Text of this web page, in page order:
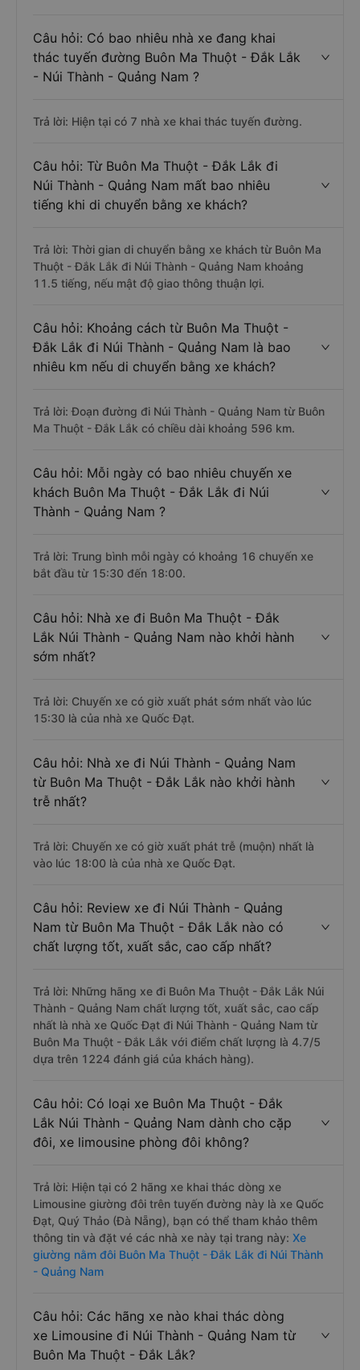
Trả lời: Vé xe rẻ nhất có mức giá là 350.000 đồng của
nhà xe Mai Linh (Đà Nẵng).
thác tuyến đường Buôn Ma Thuột - Đắk Lắk
Trả lời: Hiện tại có 7 nhà xe khai thác tuyến đường.
Núi Thành - Quảng Nam mất bao nhiêu
tiếng khi di chuyển bằng xe khách?
Thuột - Đắk Lắk đi Núi Thành - Quảng Nam khoảng
11.5 tiếng, nếu mật độ giao thông thuận lợi.
Đắk Lắk đi Núi Thành - Quảng Nam là bao
nhiêu km nếu di chuyển bằng xe khách?
Trả lời: Đoạn đường đi Núi Thành - Quảng Nam từ Buôn
Ma Thuột - Đắk Lắk có chiều dài khoảng 596 km.
khách Buôn Ma Thuột - Đắk Lắk đi Núi
Thành - Quảng Nam ?
Trả lời: Trung bình mỗi ngày có khoảng 16 chuyến xe
bắt đầu từ 15:30 đến 18:00.
Lắk Núi Thành - Quảng Nam nào khởi hành
sớm nhất?
Trả lời: Chuyến xe có giờ xuất phát sớm nhất vào lúc
15:30 là của nhà xe Quốc Đạt.
từ Buôn Ma Thuột - Đắk Lắk nào khởi hành
trễ nhất?
Trả lời: Chuyến xe có giờ xuất phát trễ (muộn) nhất là
vào lúc 18:00 là của nhà xe Quốc Đạt.
Nam từ Buôn Ma Thuột - Đắk Lắk nào có
chất lượng tốt, xuất sắc, cao cấp nhất?
Trả lời: Những hãng xe đi Buôn Ma Thuột - Đắk Lắk Núi
Thành - Quảng Nam chất lượng tốt, xuất sắc, cao cấp
Buôn Ma Thuột - Đắk Lắk với điểm chất lượng là 4.7/5
dựa trên 1224 đánh giá của khách hàng).
Lắk Núi Thành - Quảng Nam dành cho cặp
đôi, xe limousine phòng đôi không?
Trả lời: Hiện tại có 2 hãng xe khai thác dòng xe
Limousine giường đôi trên tuyến đường này là xe Quốc
Đạt, Quý Thảo (Đà Nẵng), bạn có thể tham khảo thêm
giường nằm đôi Buôn Ma Thuột - Đắk Lắk đi Núi Thành
- Quảng Nam